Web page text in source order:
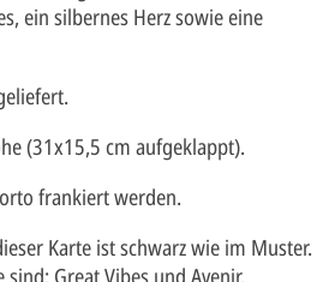
ein silbernes Herz sowie eine
(31x15,5 cm aufgeklappt).
frankiert werden.
Karte ist schwarz wie im Muster.
Great Vibes und Avenir.